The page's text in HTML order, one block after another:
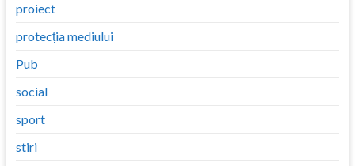
proiect
protecția mediului
Pub
social
sport
stiri